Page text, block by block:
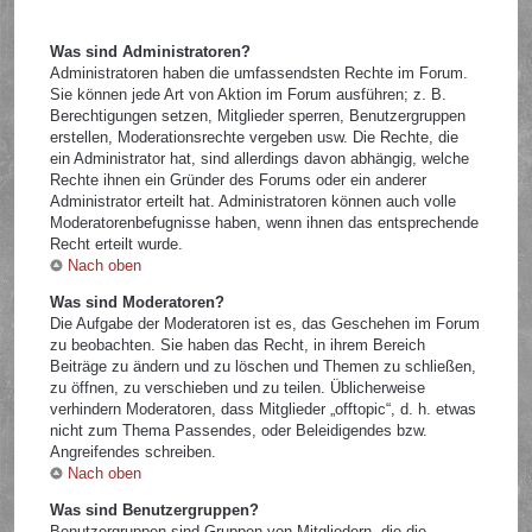
Was sind Administratoren?
Administratoren haben die umfassendsten Rechte im Forum.
Sie können jede Art von Aktion im Forum ausführen; z. B.
Berechtigungen setzen, Mitglieder sperren, Benutzergruppen
erstellen, Moderationsrechte vergeben usw. Die Rechte, die
ein Administrator hat, sind allerdings davon abhängig, welche
Rechte ihnen ein Gründer des Forums oder ein anderer
Administrator erteilt hat. Administratoren können auch volle
Moderatorenbefugnisse haben, wenn ihnen das entsprechende
Recht erteilt wurde.
Nach oben
Was sind Moderatoren?
Die Aufgabe der Moderatoren ist es, das Geschehen im Forum
zu beobachten. Sie haben das Recht, in ihrem Bereich
Beiträge zu ändern und zu löschen und Themen zu schließen,
zu öffnen, zu verschieben und zu teilen. Üblicherweise
verhindern Moderatoren, dass Mitglieder „offtopic“, d. h. etwas
nicht zum Thema Passendes, oder Beleidigendes bzw.
Angreifendes schreiben.
Nach oben
Was sind Benutzergruppen?